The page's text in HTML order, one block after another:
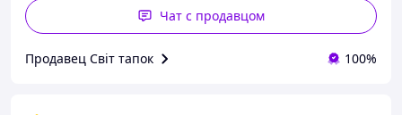
Чат с продавцом
Продавец Світ тапок 100%